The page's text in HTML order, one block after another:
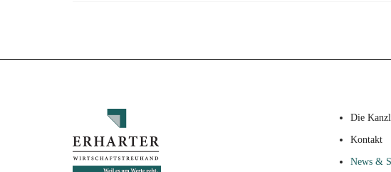
Die
Kontakt
News &